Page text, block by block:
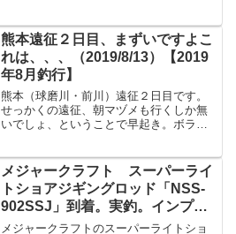
軒並み中止、という事態が起きておりま
して、残念ながら手に取る...
熊本遠征２日目、まずいですよこ
れは、、、（2019/8/13）【2019
年8月釣行】
熊本（球磨川・前川）遠征２日目です。
せっかくの遠征、朝マヅメも行くしか無
いでしょ、ということで早起き。ボラは
行ったんですが逆に上流側へランガンし
ていきます。1kmくらい...
メジャークラフト スーパーライ
トショアジギングロッド「NSS-
902SSJ」到着。実釣。インプ
レ。自重もあるよ。
メジャークラフトのスーパーライトショ